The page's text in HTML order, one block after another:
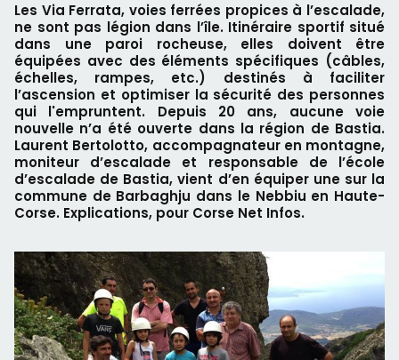
Les Via Ferrata, voies ferrées propices à l’escalade,
ne sont pas légion dans l’île. Itinéraire sportif situé
dans une paroi rocheuse, elles doivent être
équipées avec des éléments spécifiques (câbles,
échelles, rampes, etc.) destinés à faciliter
l’ascension et optimiser la sécurité des personnes
qui l'empruntent. Depuis 20 ans, aucune voie
nouvelle n’a été ouverte dans la région de Bastia.
Laurent Bertolotto, accompagnateur en montagne,
moniteur d’escalade et responsable de l’école
d’escalade de Bastia, vient d’en équiper une sur la
commune de Barbaghju dans le Nebbiu en Haute-
Corse. Explications, pour Corse Net Infos.